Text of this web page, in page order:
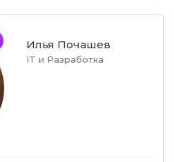
Илья Почашев
IT и Разработка